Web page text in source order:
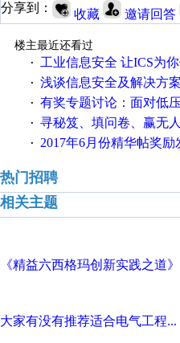
分享到：
收藏 邀请回答
楼主最近还看过
·
工业信息安全 让ICS为
· 浅谈信息安全及解决方案
· 有奖专题讨论：面对低压变频故障，老手是
· 寻秘笈、填问卷、赢无
· 2017年6月份精华帖奖励
热门招聘
相关主题
《精益六西格玛创新实践之道
大家有没有推荐适合电气工程...